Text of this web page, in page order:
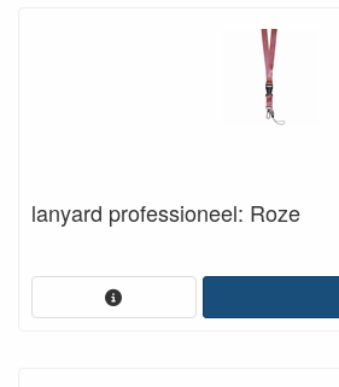
lanyard professioneel: Roze